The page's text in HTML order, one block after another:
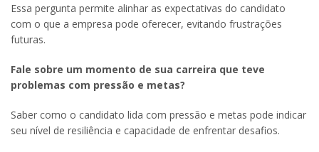
Essa pergunta permite alinhar as expectativas do candidato
com o que a empresa pode oferecer, evitando frustrações
futuras.
Fale sobre um momento de sua carreira que teve
problemas com pressão e metas?
Saber como o candidato lida com pressão e metas pode indicar
seu nível de resiliência e capacidade de enfrentar desafios.